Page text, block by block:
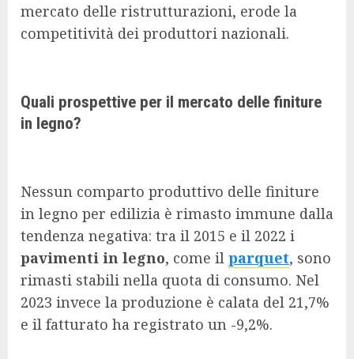
mercato delle ristrutturazioni, erode la
competitività dei produttori nazionali.
Quali prospettive per il mercato delle finiture
in legno?
Nessun comparto produttivo delle finiture
in legno per edilizia è rimasto immune dalla
tendenza negativa: tra il 2015 e il 2022 i
pavimenti in legno, come il parquet, sono
rimasti stabili nella quota di consumo. Nel
2023 invece la produzione è calata del 21,7%
e il fatturato ha registrato un -9,2%.